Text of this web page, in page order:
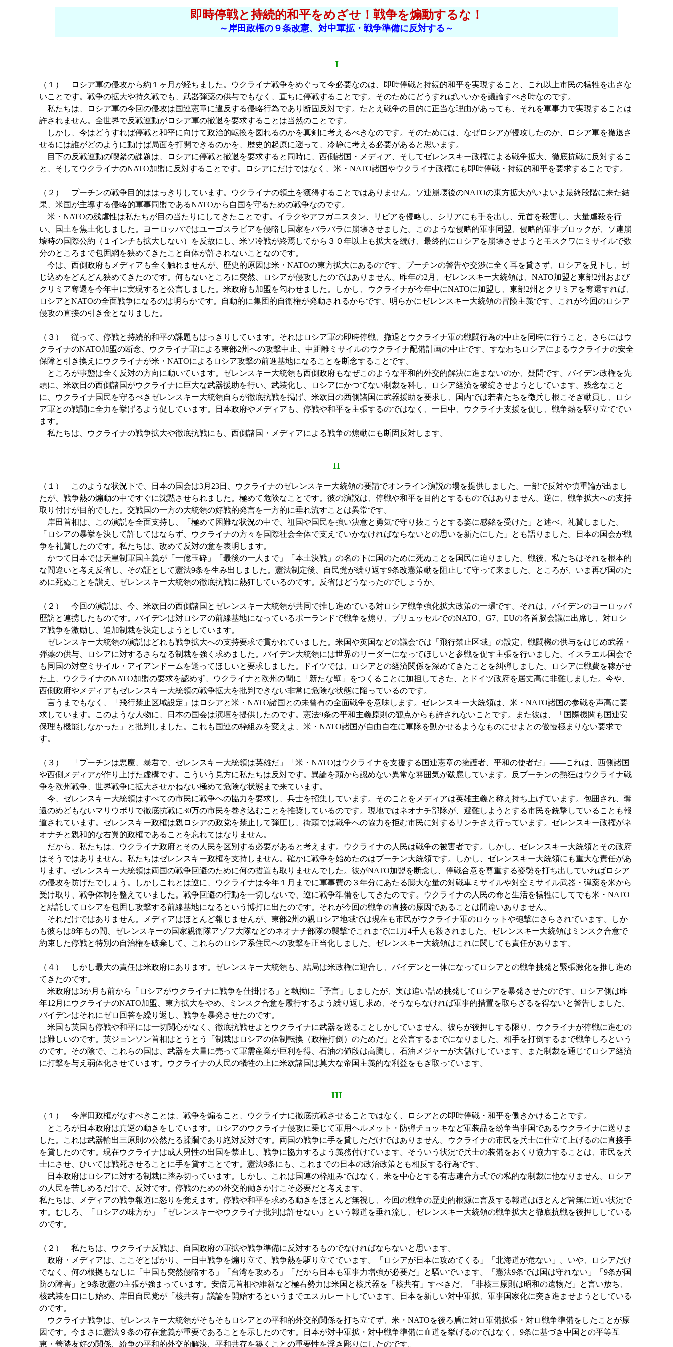
即時停戦と持続的和平をめざせ！戦争を煽動するな！
～岸田政権の９条改憲、対中軍拡・戦争準備に反対する～
I
（１） ロシア軍の侵攻から約１ヶ月が経ちました。ウクライナ戦争をめぐって今必要なのは、即時停戦と持続的和平を実現すること、これ以上市民の犠牲を出さな
いことです。戦争の拡大や持久戦でも、武器弾薬の供与でもなく、直ちに停戦することです。そのためにどうすればいいかを議論すべき時なのです。
私たちは、ロシア軍の今回の侵攻は国連憲章に違反する侵略行為であり断固反対です。たとえ戦争の目的に正当な理由があっても、それを軍事力で実現することは
許されません。全世界で反戦運動がロシア軍の撤退を要求することは当然のことです。
しかし、今はどうすれば停戦と和平に向けて政治的転換を図れるのかを真剣に考えるべきなのです。そのためには、なぜロシアが侵攻したのか、ロシア軍を撤退さ
せるには誰がどのように動けば局面を打開できるのかを、歴史的起原に遡って、冷静に考える必要があると思います。
目下の反戦運動の喫緊の課題は、ロシアに停戦と撤退を要求すると同時に、西側諸国・メディア、そしてゼレンスキー政権による戦争拡大、徹底抗戦に反対するこ
と、そしてウクライナのNATO加盟に反対することです。ロシアにだけではなく、米・NATO諸国やウクライナ政権にも即時停戦・持続的和平を要求することです。
（２） プーチンの戦争目的ははっきりしています。ウクライナの領土を獲得することではありません。ソ連崩壊後のNATOの東方拡大がいよいよ最終段階に来た結
果、米国が主導する侵略的軍事同盟であるNATOから自国を守るための戦争なのです。
米・NATOの残虐性は私たちが目の当たりにしてきたことです。イラクやアフガニスタン、リビアを侵略し、シリアにも手を出し、元首を殺害し、大量虐殺を行
い、国土を焦土化しました。ヨーロッパではユーゴスラビアを侵略し国家をバラバラに崩壊させました。このような侵略的軍事同盟、侵略的軍事ブロックが、ソ連崩
壊時の国際公約（１インチも拡大しない）を反故にし、米ソ冷戦が終焉してから３０年以上も拡大を続け、最終的にロシアを崩壊させようとモスクワにミサイルで数
分のところまで包囲網を狭めてきたこと自体が許されないことなのです。
今は、西側政府もメディアも全く触れませんが、歴史的原因は米・NATOの東方拡大にあるのです。プーチンの警告や交渉に全く耳を貸さず、ロシアを見下し、封
じ込めをどんどん狭めてきたのです。何もないところに突然、ロシアが侵攻したのではありません。昨年の2月、ゼレンスキー大統領は、NATO加盟と東部2州および
クリミア奪還を今年中に実現すると公言しました。米政府も加盟を匂わせました。しかし、ウクライナが今年中にNATOに加盟し、東部2州とクリミアを奪還すれば、
ロシアとNATOの全面戦争になるのは明らかです。自動的に集団的自衛権が発動されるからです。明らかにゼレンスキー大統領の冒険主義です。これが今回のロシア
侵攻の直接の引き金となりました。
（３） 従って、停戦と持続的和平の課題もはっきりしています。それはロシア軍の即時停戦、撤退とウクライナ軍の戦闘行為の中止を同時に行うこと、さらにはウ
クライナのNATO加盟の断念、ウクライナ軍による東部2州への攻撃中止、中距離ミサイルのウクライナ配備計画の中止です。すなわちロシアによるウクライナの安全
保障と引き換えにウクライナが米・NATOによるロシア攻撃の前進基地になることを断念することです。
ところが事態は全く反対の方向に動いています。ゼレンスキー大統領も西側政府もなぜこのような平和的外交的解決に進まないのか、疑問です。バイデン政権を先
頭に、米欧日の西側諸国がウクライナに巨大な武器援助を行い、武装化し、ロシアにかつてない制裁を科し、ロシア経済を破綻させようとしています。残念なこと
に、ウクライナ国民を守るべきゼレンスキー大統領自らが徹底抗戦を掲げ、米欧日の西側諸国に武器援助を要求し、国内では若者たちを徴兵し根こそぎ動員し、ロシ
ア軍との戦闘に全力を挙げるよう促しています。日本政府やメディアも、停戦や和平を主張するのではなく、一日中、ウクライナ支援を促し、戦争熱を駆り立ててい
ます。
私たちは、ウクライナの戦争拡大や徹底抗戦にも、西側諸国・メディアによる戦争の煽動にも断固反対します。
II
（１） このような状況下で、日本の国会は3月23日、ウクライナのゼレンスキー大統領の要請でオンライン演説の場を提供しました。一部で反対や慎重論が出まし
たが、戦争熱の煽動の中ですぐに沈黙させられました。極めて危険なことです。彼の演説は、停戦や和平を目的とするものではありません。逆に、戦争拡大への支持
取り付けが目的でした。交戦国の一方の大統領の好戦的発言を一方的に垂れ流すことは異常です。
岸田首相は、この演説を全面支持し、「極めて困難な状況の中で、祖国や国民を強い決意と勇気で守り抜こうとする姿に感銘を受けた」と述べ、礼賛しました。
「ロシアの暴挙を決して許してはならず、ウクライナの方々を国際社会全体で支えていかなければならないとの思いを新たにした」とも語りました。日本の国会が戦
争を礼賛したのです。私たちは、改めて反対の意を表明します。
かつて日本では天皇制軍国主義が「一億玉砕」「最後の一人まで」「本土決戦」の名の下に国のために死ぬことを国民に迫りました。戦後、私たちはそれを根本的
な間違いと考え反省し、その証として憲法9条を生み出しました。憲法制定後、自民党が繰り返す9条改憲策動を阻止して守って来ました。ところが、いま再び国のた
めに死ぬことを讃え、ゼレンスキー大統領の徹底抗戦に熱狂しているのです。反省はどうなったのでしょうか。
（２） 今回の演説は、今、米欧日の西側諸国とゼレンスキー大統領が共同で推し進めている対ロシア戦争強化拡大政策の一環です。それは、バイデンのヨーロッパ
歴訪と連携したものです。バイデンは対ロシアの前線基地になっているポーランドで戦争を煽り、ブリュッセルでのNATO、G7、EUの各首脳会議に出席し、対ロシ
ア戦争を激励し、追加制裁を決定しようとしています。
ゼレンスキー大統領の演説はどれも戦争拡大への支持要求で貫かれていました。米国や英国などの議会では「飛行禁止区域」の設定、戦闘機の供与をはじめ武器・
弾薬の供与、ロシアに対するさらなる制裁を強く求めました。バイデン大統領には世界のリーダーになってほしいと参戦を促す主張を行いました。イスラエル国会で
も同国の対空ミサイル・アイアンドームを送ってほしいと要求しました。ドイツでは、ロシアとの経済関係を深めてきたことを糾弾しました。ロシアに戦費を稼がせ
た上、ウクライナのNATO加盟の要求を認めず、ウクライナと欧州の間に「新たな壁」をつくることに加担してきた、とドイツ政府を居丈高に非難しました。今や、
西側政府やメディアもゼレンスキー大統領の戦争拡大を批判できない非常に危険な状態に陥っているのです。
言うまでもなく、「飛行禁止区域設定」はロシアと米・NATO諸国との未曾有の全面戦争を意味します。ゼレンスキー大統領は、米・NATO諸国の参戦を声高に要
求しています。このような人物に、日本の国会は演壇を提供したのです。憲法9条の平和主義原則の観点からも許されないことです。また彼は、「国際機関も国連安
保理も機能しなかった」と批判しました。これも国連の枠組みを変えよ、米・NATO諸国が自由自在に軍隊を動かせるようなものにせよとの傲慢極まりない要求で
す。
（３） 「プーチンは悪魔、暴君で、ゼレンスキー大統領は英雄だ」「米・NATOはウクライナを支援する国連憲章の擁護者、平和の使者だ」――これは、西側諸国
や西側メディアが作り上げた虚構です。こういう見方に私たちは反対です。異論を頭から認めない異常な雰囲気が跋扈しています。反プーチンの熱狂はウクライナ戦
争を欧州戦争、世界戦争に拡大させかねない極めて危険な状態まで来ています。
今、ゼレンスキー大統領はすべての市民に戦争への協力を要求し、兵士を招集しています。そのことをメディアは英雄主義と称え持ち上げています。包囲され、奪
還のめどもないマリウポリで徹底抗戦に30万の市民を巻き込むことを推奨しているのです。現地ではネオナチ部隊が、避難しようとする市民を銃撃していることも報
道されています。ゼレンスキー政権は親ロシアの政党を禁止して弾圧し、街頭では戦争への協力を拒む市民に対するリンチさえ行っています。ゼレンスキー政権がネ
オナチと親和的な右翼的政権であることを忘れてはなりません。
だから、私たちは、ウクライナ政府とその人民を区別する必要があると考えます。ウクライナの人民は戦争の被害者です。しかし、ゼレンスキー大統領とその政府
はそうではありません。私たちはゼレンスキー政権を支持しません。確かに戦争を始めたのはプーチン大統領です。しかし、ゼレンスキー大統領にも重大な責任があ
ります。ゼレンスキー大統領は両国の戦争回避のために何の措置も取りませんでした。彼がNATO加盟を断念し、停戦合意を尊重する姿勢を打ち出していればロシア
の侵攻を防げたでしょう。しかしこれとは逆に、ウクライナは今年１月までに軍事費の３年分にあたる膨大な量の対戦車ミサイルや対空ミサイル武器・弾薬を米から
受け取り、戦争体制を整えていました。戦争回避の行動を一切しないで、逆に戦争準備をしてきたのです。ウクライナの人民の命と生活を犠牲にしてでも米・NATO
と結託してロシアを包囲し攻撃する前線基地になるという博打に出たのです。それが今回の戦争の直接の原因であることは間違いありません。
それだけではありません。メディアはほとんど報じませんが、東部2州の親ロシア地域では現在も市民がウクライナ軍のロケットや砲撃にさらされています。しか
も彼らは8年もの間、ゼレンスキーの国家親衛隊アゾフ大隊などのネオナチ部隊の襲撃でこれまでに1万4千人も殺されました。ゼレンスキー大統領はミンスク合意で
約束した停戦と特別の自治権を破棄して、これらのロシア系住民への攻撃を正当化しました。ゼレンスキー大統領はこれに関しても責任があります。
（４） しかし最大の責任は米政府にあります。ゼレンスキー大統領も、結局は米政権に迎合し、バイデンと一体になってロシアとの戦争挑発と緊張激化を推し進め
てきたのです。
米政府は3か月も前から「ロシアがウクライナに戦争を仕掛ける」と執拗に「予言」しましたが、実は追い詰め挑発してロシアを暴発させたのです。ロシア側は昨
年12月にウクライナのNATO加盟、東方拡大をやめ、ミンスク合意を履行するよう繰り返し求め、そうならなければ軍事的措置を取らざるを得ないと警告しました。
バイデンはそれにゼロ回答を繰り返し、戦争を暴発させたのです。
米国も英国も停戦や和平には一切関心がなく、徹底抗戦せよとウクライナに武器を送ることしかしていません。彼らが後押しする限り、ウクライナが停戦に進むの
は難しいのです。英ジョンソン首相はとうとう「制裁はロシアの体制転換（政権打倒）のためだ」と公言するまでになりました。相手を打倒するまで戦争しろという
のです。その陰で、これらの国は、武器を大量に売って軍需産業が巨利を得、石油の値段は高騰し、石油メジャーが大儲けしています。また制裁を通じてロシア経済
に打撃を与え弱体化させています。ウクライナの人民の犠牲の上に米欧諸国は莫大な帝国主義的な利益をもぎ取っています。
III
（１） 今岸田政権がなすべきことは、戦争を煽ること、ウクライナに徹底抗戦させることではなく、ロシアとの即時停戦・和平を働きかけることです。
ところが日本政府は真逆の動きをしています。ロシアのウクライナ侵攻に乗じて軍用ヘルメット・防弾チョッキなど軍装品を紛争当事国であるウクライナに送りま
した。これは武器輸出三原則の公然たる蹂躙であり絶対反対です。両国の戦争に手を貸しただけではありません。ウクライナの市民を兵士に仕立て上げるのに直接手
を貸したのです。現在ウクライナは成人男性の出国を禁止し、戦争に協力するよう義務付けています。そういう状況で兵士の装備をおくり協力することは、市民を兵
士にさせ、ひいては戦死させることに手を貸すことです。憲法9条にも、これまでの日本の政治政策とも相反する行為です。
日本政府はロシアに対する制裁に踏み切っています。しかし、これは国連の枠組みではなく、米を中心とする有志連合方式での私的な制裁に他なりません。ロシア
の人民を苦しめるだけで、反対です。停戦のための外交的働きかけこそ必要だと考えます。
私たちは、メディアの戦争報道に怒りを覚えます。停戦や和平を求める動きをほとんど無視し、今回の戦争の歴史的根源に言及する報道はほとんど皆無に近い状況で
す。むしろ、「ロシアの味方か」「ゼレンスキーやウクライナ批判は許せない」という報道を垂れ流し、ゼレンスキー大統領の戦争拡大と徹底抗戦を後押ししている
のです。
（２） 私たちは、ウクライナ反戦は、自国政府の軍拡や戦争準備に反対するものでなければならないと思います。
政府・メディアは、ここぞとばかり、一日中戦争を煽り立て、戦争熱を駆り立てています。「ロシアが日本に攻めてくる」「北海道が危ない」。いや、ロシアだけ
でなく、何の根拠もなしに「中国も突然侵略する」「台湾を攻める」「だから日本も軍事力増強が必要だ」と騒いでいます。「憲法9条では国は守れない」「9条が国
防の障害」と9条改憲の主張が強まっています。安倍元首相や維新など極右勢力は米国と核兵器を「核共有」すべきだ、「非核三原則は昭和の遺物だ」と言い放ち、
核武装を口にし始め、岸田自民党が「核共有」議論を開始するというまでエスカレートしています。日本を新しい対中軍拡、軍事国家化に突き進ませようとしている
のです。
ウクライナ戦争は、ゼレンスキー大統領がそもそもロシアとの平和的外交的関係を打ち立てず、米・NATOを後ろ盾に対ロ軍備拡張・対ロ戦争準備をしたことが原
因です。今まさに憲法９条の存在意義が重要であることを示したのです。日本が対中軍拡・対中戦争準備に血道を挙げるのではなく、9条に基づき中国との平等互
恵・善隣友好の関係、紛争の平和的外交的解決、平和共存を築くことの重要性を浮き彫りにしたのです。